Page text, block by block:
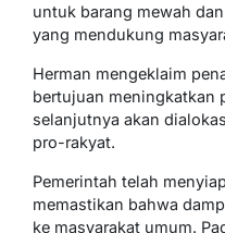
untuk barang mewah
yang mendukung
Herman mengeklaim
bertujuan meningkatkan
selanjutnya akan
pro-rakyat.
Pemerintah telah
memastikan bahwa
ke masyarakat umum.